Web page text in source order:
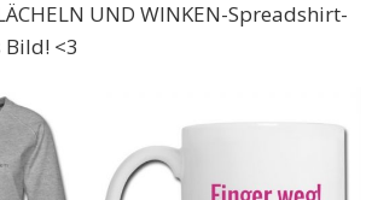
UND WINKEN-Spreadshirt-
<3